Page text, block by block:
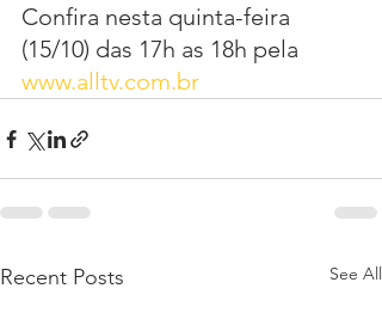
Confira nesta quinta-feira
(15/10) das 17h as 18h pela
www.alltv.com.br
Recent Posts See All